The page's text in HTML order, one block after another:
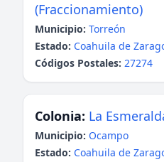
(Fraccionamiento)
Municipio: Torreón
Estado: Coahuila de
Códigos Postales: 27274
Colonia: La
Municipio: Ocampo
Estado: Coahuila de